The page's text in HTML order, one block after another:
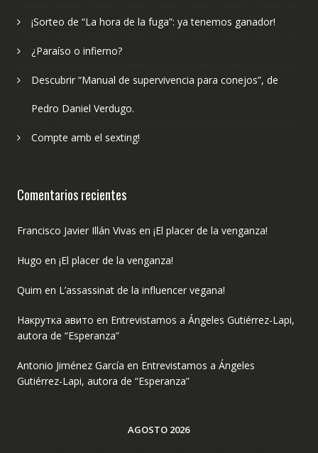
¡Sorteo de “La hora de la fuga”: ya tenemos ganador!
¿Paraíso o infierno?
Descubrir “Manual de supervivencia para conejos”, de
Pedro Daniel Verdugo.
Compte amb el sexting!
Comentarios recientes
Francisco Javier Illán Vivas en ¡El placer de la venganza!
Hugo en ¡El placer de la venganza!
Quim en L’assassinat de la influencer vegana!
Накрутка авито en Entrevistamos a Ángeles Gutiérrez-Lapi,
autora de “Esperanza”
Antonio Jiménez García en Entrevistamos a Ángeles
Gutiérrez-Lapi, autora de “Esperanza”
AGOSTO 2026